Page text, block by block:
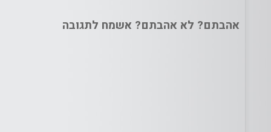
אהבתם? לא אהבתם? אשמח לתגובה